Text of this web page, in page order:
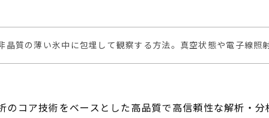
質の薄い氷中に包埋して観察する方法。真空状態や電子線照
コア技術をベースとした高品質で高信頼性な解析・